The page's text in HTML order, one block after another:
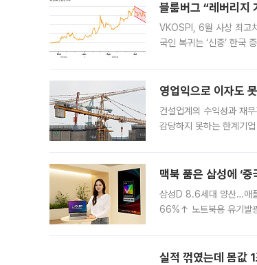
블룸버그 “레버리지
VKOSPI, 6월 사상 최고
국인 복귀는 ‘신중’ 한국
영업익으로 이자도
건설업계의 수익성과 재
감당하지 못하는 한계기
맥북 품은 삼성에 ‘
삼성D 8.6세대 양산…애
66%↑ 노트북용 유기발
실적 꺾였는데 몸값